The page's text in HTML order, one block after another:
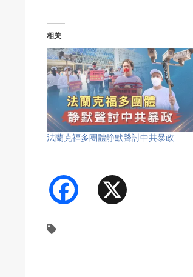
相关
法蘭克福多團體静默聲討中共暴政
Facebook